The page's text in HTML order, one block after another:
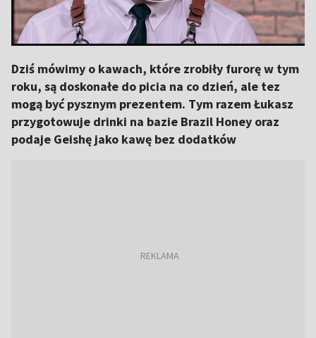
Dziś mówimy o kawach, które zrobiły furorę w tym
roku, są doskonałe do picia na co dzień, ale tez
mogą być pysznym prezentem. Tym razem Łukasz
przygotowuje drinki na bazie Brazil Honey oraz
podaje Geishę jako kawę bez dodatków